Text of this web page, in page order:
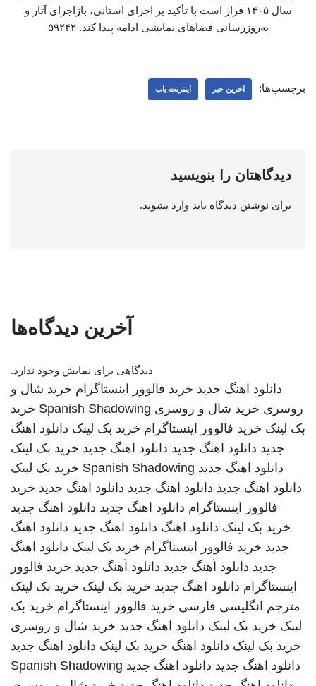
سال ۱۴۰۵ قرار است با تأکید بر اجرای استانی، بازاجرای آثار و
به‌روزرسانی فضاهای نمایشی ادامه پیدا کند. ۵۹۲۴۲
برچسب‌ها: اخرین خبر اینترنت یاب
دیدگاهتان را بنویسید
برای نوشتن دیدگاه باید وارد بشوید.
آخرین دیدگاه‌ها
دیدگاهی برای نمایش وجود ندارد.
دانلود اهنگ جدید خرید فالوور اینستاگرام خرید شال و
روسری خرید شال و روسری Spanish Shadowing خرید
بک لینک خرید فالوور اینستاگرام خرید بک لینک دانلود اهنگ
جدید دانلود اهنگ جدید دانلود اهنگ جدید خرید بک لینک
دانلود اهنگ جدید Spanish Shadowing خرید بک لینک
دانلود اهنگ جدید دانلود اهنگ جدید دانلود اهنگ جدید خرید
فالوور اینستاگرام دانلود اهنگ جدید دانلود اهنگ جدید
خرید بک لینک دانلود اهنگ دانلود اهنگ جدید دانلود اهنگ
جدید خرید فالوور اینستاگرام خرید بک لینک دانلود اهنگ
جدید دانلود آهنگ جدید دانلود آهنگ جدید خرید فالوور
اینستاگرام دانلود اهنگ جدید خرید بک لینک خرید بک لینک
مترجم انگلیسی فارسی خرید فالوور اینستاگرام خرید بک
لینک خرید بک لینک دانلود اهنگ جدید خرید شال و روسری
خرید بک لینک دانلود اهنگ خرید بک لینک دانلود اهنگ جدید
دانلود اهنگ جدید دانلود اهنگ جدید Spanish Shadowing